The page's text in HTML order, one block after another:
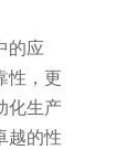
的应
性，更
化生产
越的性